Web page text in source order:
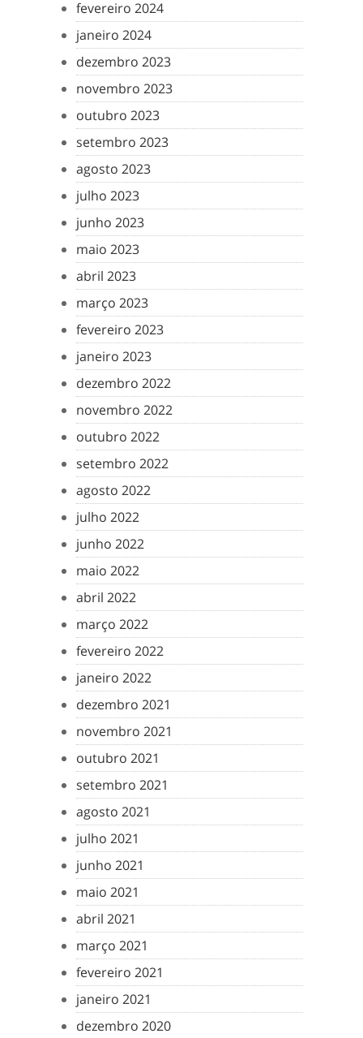
fevereiro 2024
janeiro 2024
dezembro 2023
novembro 2023
outubro 2023
setembro 2023
agosto 2023
julho 2023
junho 2023
maio 2023
abril 2023
março 2023
fevereiro 2023
janeiro 2023
dezembro 2022
novembro 2022
outubro 2022
setembro 2022
agosto 2022
julho 2022
junho 2022
maio 2022
abril 2022
março 2022
fevereiro 2022
janeiro 2022
dezembro 2021
novembro 2021
outubro 2021
setembro 2021
agosto 2021
julho 2021
junho 2021
maio 2021
abril 2021
março 2021
fevereiro 2021
janeiro 2021
dezembro 2020